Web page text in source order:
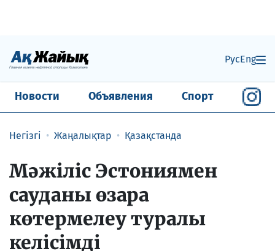
РусEng
Новости Объявления Спорт
Негізгі Жаңалықтар Қазақстанда
Мәжіліс Эстониямен
сауданы өзара
көтермелеу туралы
келісімді